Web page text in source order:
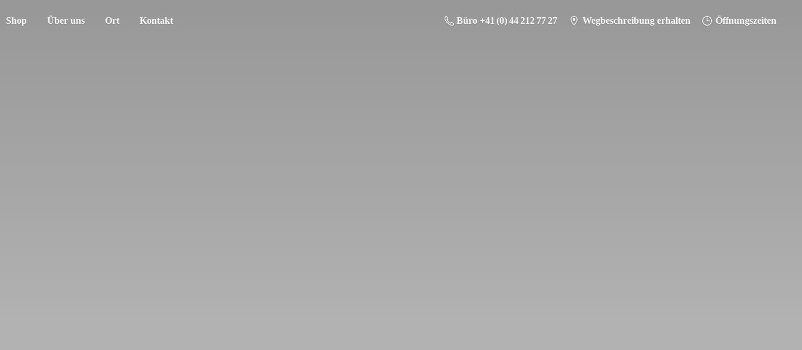
Shop Über uns Ort Kontakt Büro +41 (0) 44 212 77 27 Wegbeschreibung erhalten Öffnungszeiten